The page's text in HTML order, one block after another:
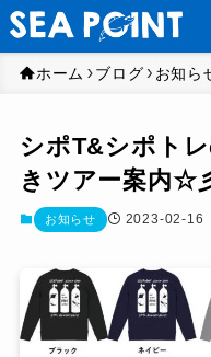
ホーム ブログ お知ら
シポT&シポト
きツアー案内☆
お知らせ 2023-02-16